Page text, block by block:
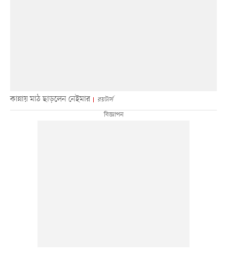
কান্নায় মাঠ ছাড়লেন নেইমার রয়টার্স